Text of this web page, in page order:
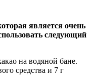
является очень
следующий
на водяной бане.
средства и 7 г